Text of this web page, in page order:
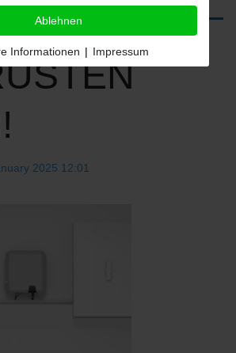
2025 12:01
Ablehnen
Informationen | Impressum